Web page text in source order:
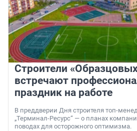
Строители
встречают
праздник на работе
В преддверии Дня строителя топ-
„Терминал-Ресурс“ — о планах
поводах для осторожного оптимизма.